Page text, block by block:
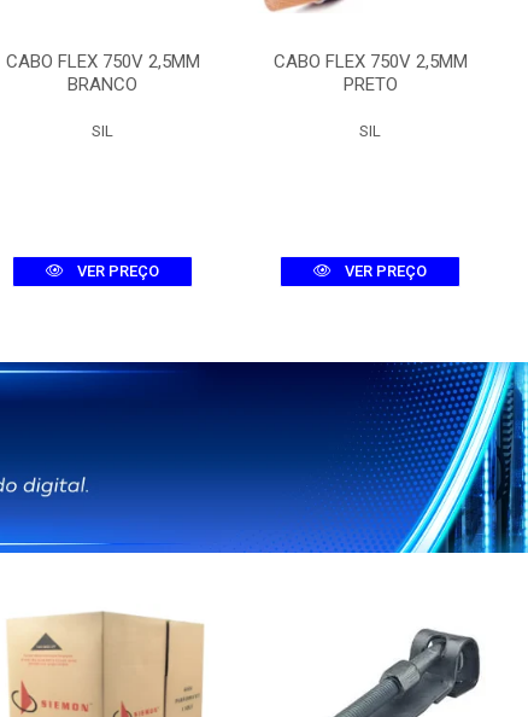
CABO FLEX 750V 2,5MM
BRANCO
SIL
VER PREÇO
CABO FLEX 750V 2,5MM
PRETO
SIL
VER PREÇO